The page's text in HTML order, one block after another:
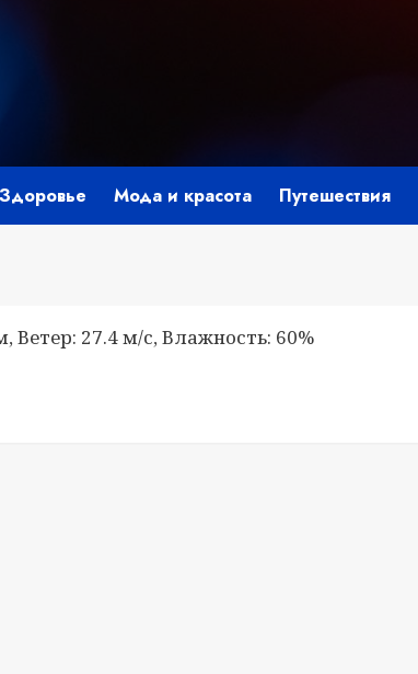
Здоровье Мода и красота Путешествия
Ветер: 27.4 м/с, Влажность: 60%